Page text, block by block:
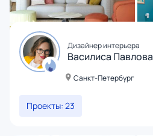
Дизайнер интерьера
Василиса Павлова
Санкт-Петербург
Проекты: 23